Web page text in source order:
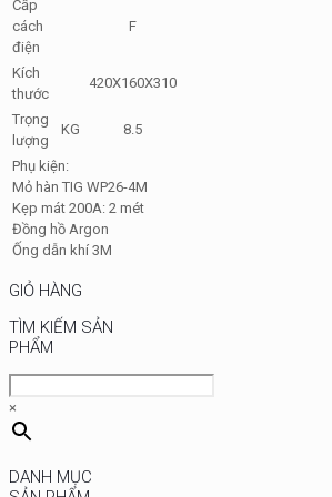
Cấp
cách
điện
F
Kích
thước
420X160X310
Trọng
lượng
KG 8.5
Phụ kiện:
Mỏ hàn TIG WP26-4M
Kẹp mát 200A: 2 mét
Đồng hồ Argon
Ống dẫn khí 3M
GIỎ HÀNG
TÌM KIẾM SẢN
PHẨM
×
DANH MỤC